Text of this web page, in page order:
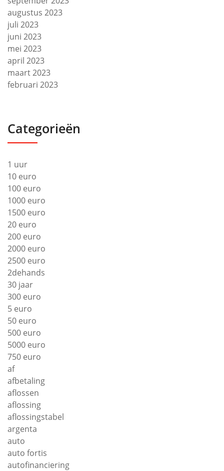
augustus 2023
juli 2023
juni 2023
mei 2023
april 2023
maart 2023
februari 2023
Categorieën
1 uur
10 euro
100 euro
1000 euro
1500 euro
20 euro
200 euro
2000 euro
2500 euro
2dehands
30 jaar
300 euro
5 euro
50 euro
500 euro
5000 euro
750 euro
af
afbetaling
aflossen
aflossing
aflossingstabel
argenta
auto
auto fortis
autofinanciering